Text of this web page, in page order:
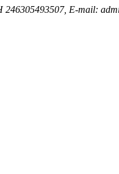
246305493507, E-mail: